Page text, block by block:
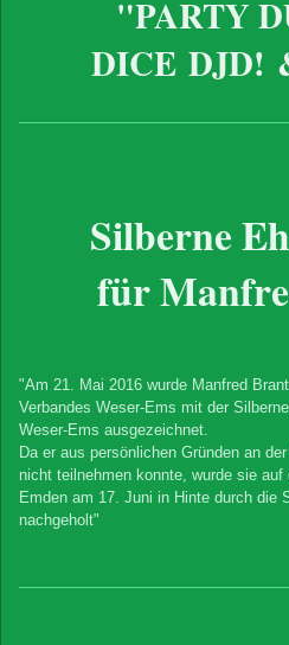
"PARTY
DICE DJD!
Silberne
für
"Am 21. Mai 2016 wurde Manfred
Verbandes Weser-Ems mit der
Weser-Ems ausgezeichnet.
Da er aus persönlichen Gründen an
nicht teilnehmen konnte, wurde sie auf
Emden am 17. Juni in Hinte durch die
nachgeholt"